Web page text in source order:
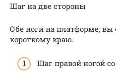
Шаг на две стороны
Обе ноги на платформе, вы
короткому краю.
Шаг правой ногой